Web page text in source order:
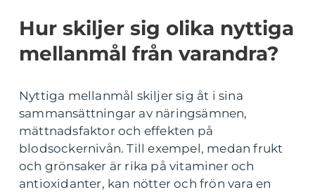
Hur skiljer sig olika nyttiga
mellanmål från varandra?
Nyttiga mellanmål skiljer sig åt i sina
sammansättningar av näringsämnen,
mättnadsfaktor och effekten på
blodsockernivån. Till exempel, medan frukt
och grönsaker är rika på vitaminer och
antioxidanter, kan nötter och frön vara en